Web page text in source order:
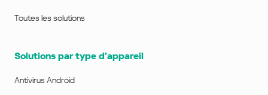
Toutes les solutions
Solutions par type d’appareil
Antivirus Android